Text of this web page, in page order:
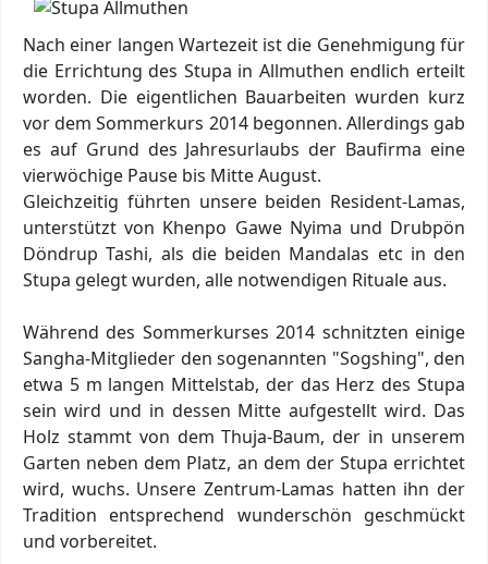
Nach einer langen Wartezeit ist die Genehmigung für
die Errichtung des Stupa in Allmuthen endlich erteilt
worden. Die eigentlichen Bauarbeiten wurden kurz
vor dem Sommerkurs 2014 begonnen. Allerdings gab
es auf Grund des Jahresurlaubs der Baufirma eine
vierwöchige Pause bis Mitte August.
Gleichzeitig führten unsere beiden Resident-Lamas,
unterstützt von Khenpo Gawe Nyima und Drubpön
Döndrup Tashi, als die beiden Mandalas etc in den
Stupa gelegt wurden, alle notwendigen Rituale aus.
Während des Sommerkurses 2014 schnitzten einige
Sangha-Mitglieder den sogenannten "Sogshing", den
etwa 5 m langen Mittelstab, der das Herz des Stupa
sein wird und in dessen Mitte aufgestellt wird. Das
Holz stammt von dem Thuja-Baum, der in unserem
Garten neben dem Platz, an dem der Stupa errichtet
wird, wuchs. Unsere Zentrum-Lamas hatten ihn der
Tradition entsprechend wunderschön geschmückt
und vorbereitet.